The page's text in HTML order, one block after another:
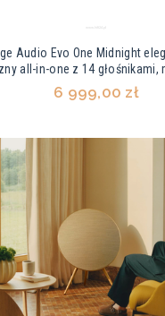
Audio Evo One Midnight
all-in-one z 14 głośnikami,
6 999,00 zł